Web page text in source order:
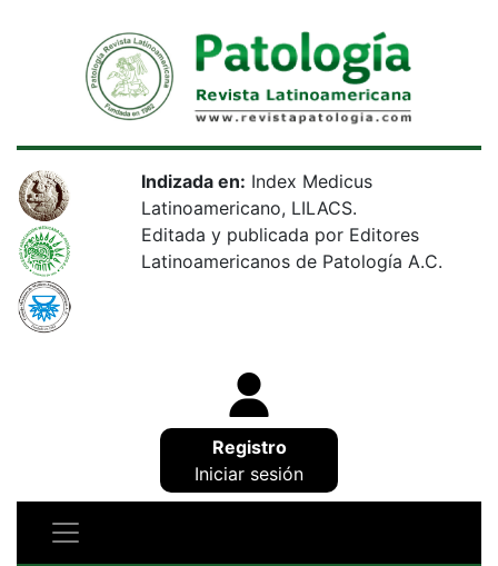
Indizada en: Index Medicus
Latinoamericano, LILACS.
Editada y publicada por Editores
Latinoamericanos de Patología A.C.
Registro
Iniciar sesión